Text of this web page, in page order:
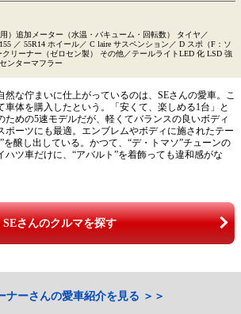
）追加メーター（水温・バキューム・回転数） タイヤ／
／ 55R14 ホイール／ C laire サスペンション／ D スポ（F：ソ
リーナー（ゼロセン製） その他／テールライトLED 化 LSD 強
ンターマフラー
な佇まいに仕上がっているのは、SEさんの愛車。こ
車体を購入したという。「安くて、楽しめる1台」と
ための5速モデルだが、軽くてバランスの良いボディ
ポーツにも最適。エンブレムやボディに施されたテー
を醸し出している。かつて、“デ・トマソ”チューンの
ハツ車だけに、“アバルト”を着飾っても違和感がな
SEさんのクルマを探す
ナーさんの愛車紹介を見る